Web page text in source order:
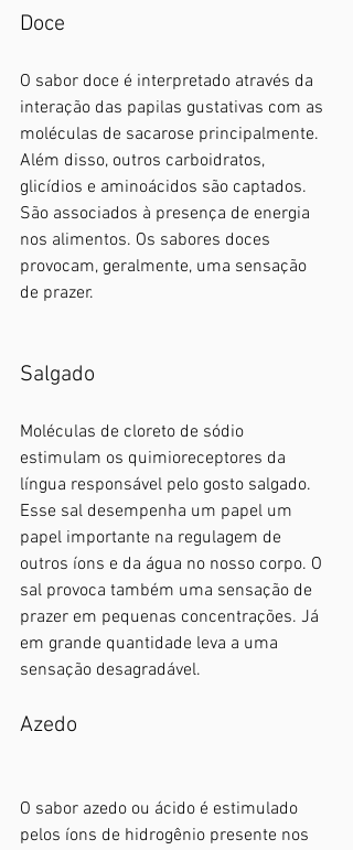
Doce
O sabor doce é interpretado através da
interação das papilas gustativas com as
moléculas de sacarose principalmente.
Além disso, outros carboidratos,
glicídios e aminoácidos são captados.
São associados à presença de energia
nos alimentos. Os sabores doces
provocam, geralmente, uma sensação
de prazer.
Salgado
Moléculas de cloreto de sódio
estimulam os quimioreceptores da
língua responsável pelo gosto salgado.
Esse sal desempenha um papel um
papel importante na regulagem de
outros íons e da água no nosso corpo. O
sal provoca também uma sensação de
prazer em pequenas concentrações. Já
em grande quantidade leva a uma
sensação desagradável.
Azedo
O sabor azedo ou ácido é estimulado
pelos íons de hidrogênio presente nos